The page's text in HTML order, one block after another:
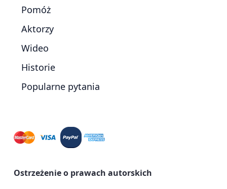
Pomóż
Aktorzy
Wideo
Historie
Popularne pytania
Ostrzeżenie o prawach autorskich